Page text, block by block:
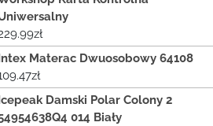
zł
Materac Dwuosobowy 64108
zł
Damski Polar Colony 2
014 Biały